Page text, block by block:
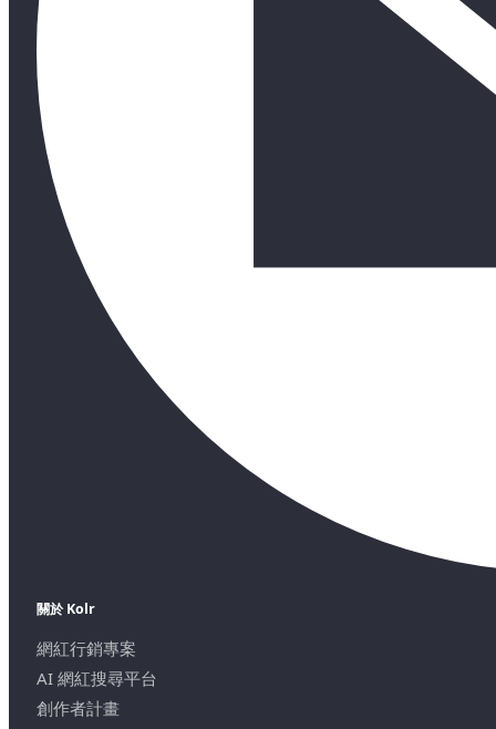
關於 Kolr
網紅行銷專案
AI 網紅搜尋平台
創作者計畫